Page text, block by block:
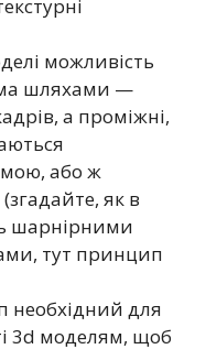
можливість
шляхами —
а проміжні,
або ж
як в
шарнірними
тут принцип
необхідний для
3d моделям, щоб